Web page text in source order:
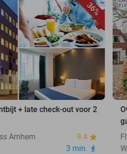
36%
+ late check-out voor 2
Arnhem
9.4
3 min.